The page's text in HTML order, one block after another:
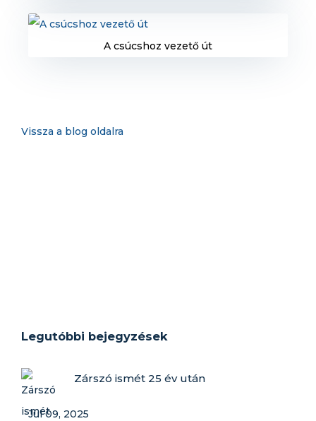
A csúcshoz vezető út
Vissza a blog oldalra
Legutóbbi bejegyzések
Zárszó ismét 25 év után
Jul 09, 2025